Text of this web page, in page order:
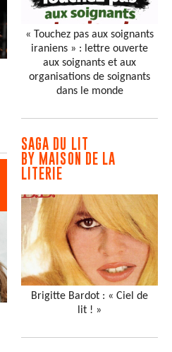
« Touchez pas aux soignants
iraniens » : lettre ouverte
aux soignants et aux
organisations de soignants
dans le monde
SAGA DU LIT
BY MAISON DE LA
LITERIE
Brigitte Bardot : « Ciel de
lit ! »